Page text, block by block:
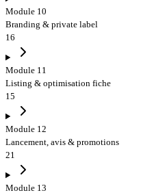
Module 10
Branding & private label
16
Module 11
Listing & optimisation fiche
15
Module 12
Lancement, avis & promotions
21
Module 13